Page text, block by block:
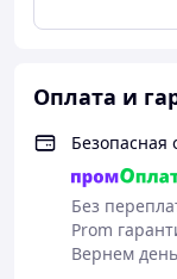
Оплата и
Безопасная
Без
Prom
Вернем